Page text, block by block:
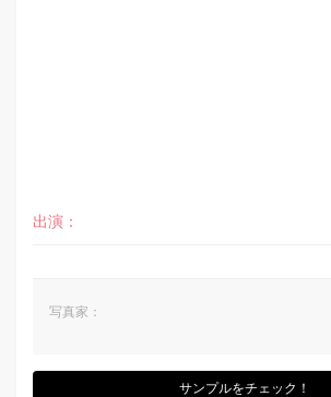
出演：
写真家：
サンプルをチェック！